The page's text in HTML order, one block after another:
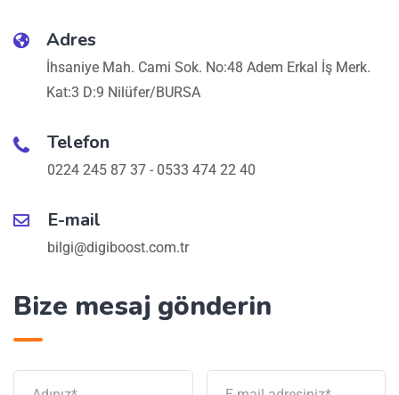
Adres
İhsaniye Mah. Cami Sok. No:48 Adem Erkal İş Merk.
Kat:3 D:9 Nilüfer/BURSA
Telefon
0224 245 87 37 - 0533 474 22 40
E-mail
bilgi@digiboost.com.tr
Bize mesaj gönderin